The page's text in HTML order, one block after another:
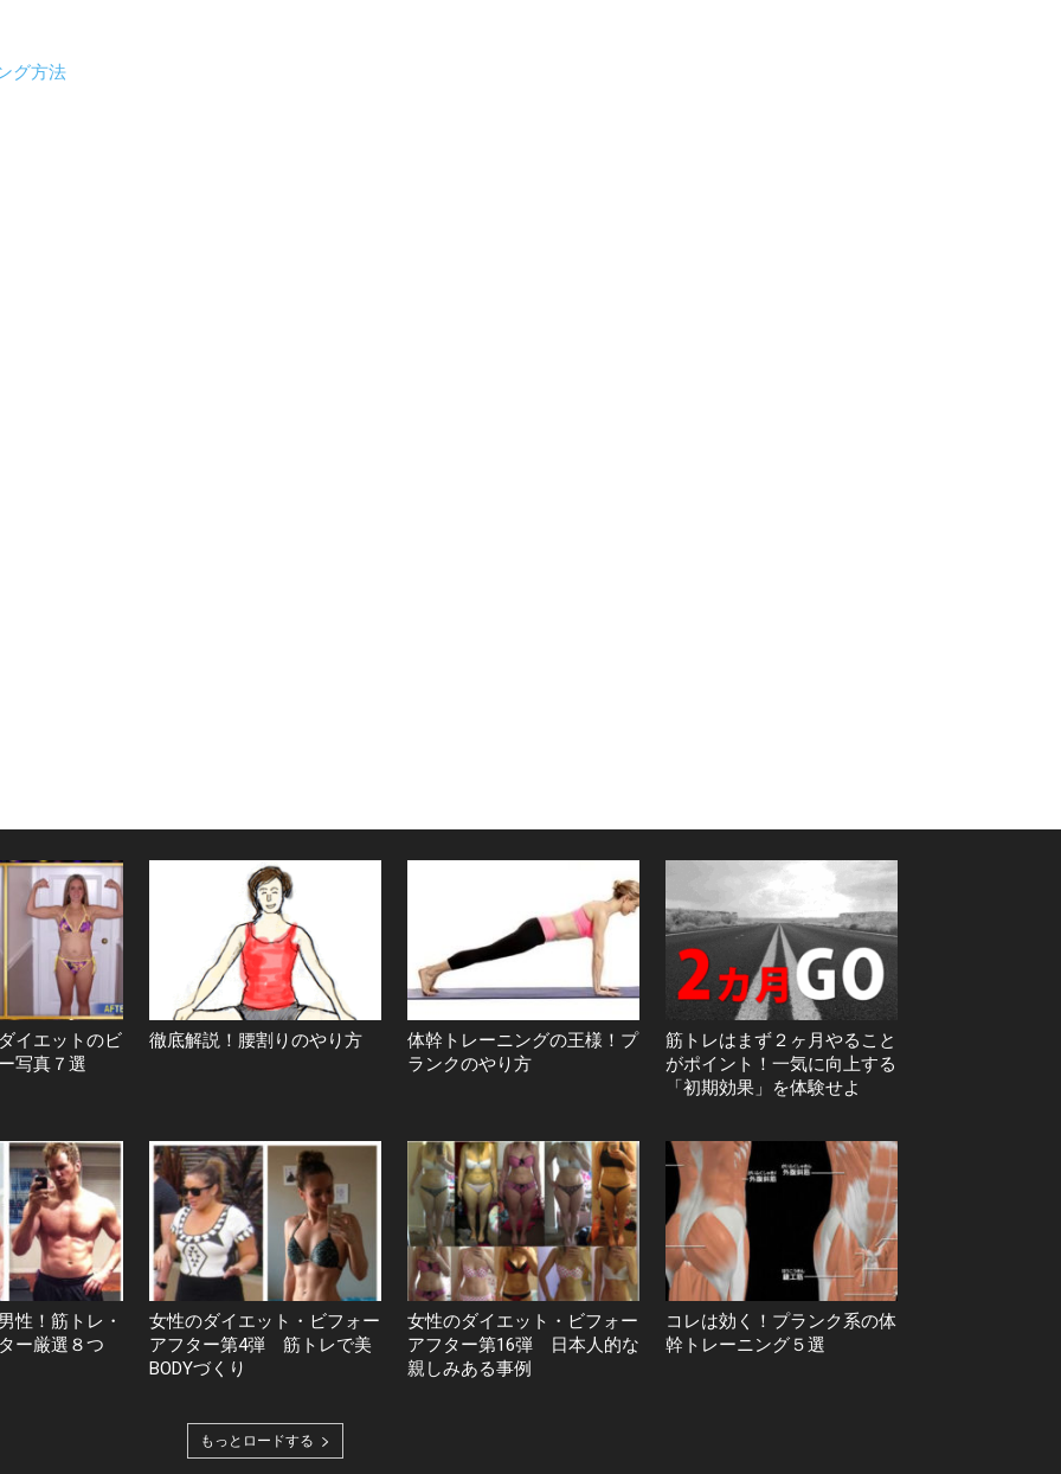
グ方法
イエットのビ
写真７選
徹底解説！腰割りのやり方
体幹トレーニングの王様！プ
ランクのやり方
筋トレはまず２ヶ月やること
がポイント！一気に向上する
「初期効果」を体験せよ
性！筋トレ・
ー厳選８つ
女性のダイエット・ビフォー
アフター第4弾 筋トレで美
BODYづくり
女性のダイエット・ビフォー
アフター第16弾 日本人的な
親しみある事例
コレは効く！プランク系の体
幹トレーニング５選
もっとロードする